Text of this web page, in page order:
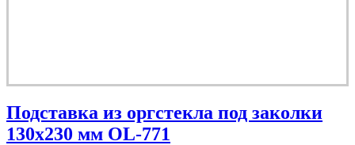
Подставка из оргстекла под заколки
130х230 мм OL-771